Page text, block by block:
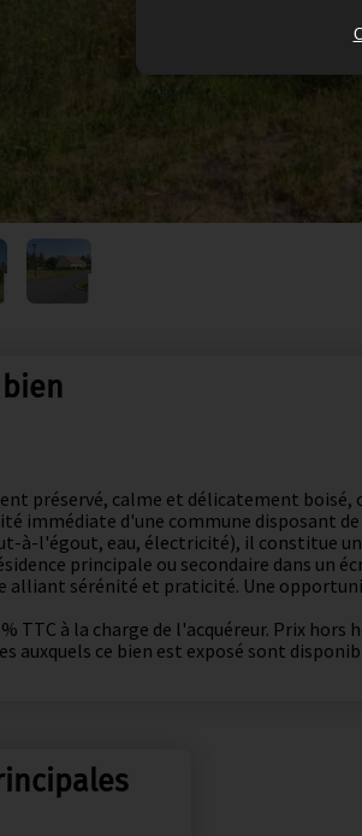
préservé, calme et délicatement
immédiate d'une commune disposant
à-l'égout, eau, électricité), il constitue
principale ou secondaire dans un
alliant sérénité et praticité. Une
TTC à la charge de l'acquéreur. Prix hors
auxquels ce bien est exposé sont